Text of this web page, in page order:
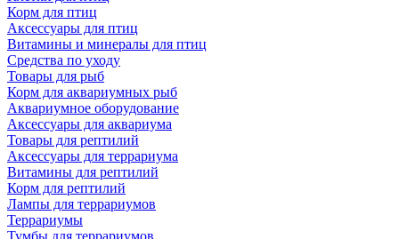
Корм для птиц
Аксессуары для птиц
Витамины и минералы для птиц
Средства по уходу
Товары для рыб
Корм для аквариумных рыб
Аквариумное оборудование
Аксессуары для аквариума
Товары для рептилий
Аксессуары для террариума
Витамины для рептилий
Корм для рептилий
Лампы для террариумов
Террариумы
Тумбы для террариумов